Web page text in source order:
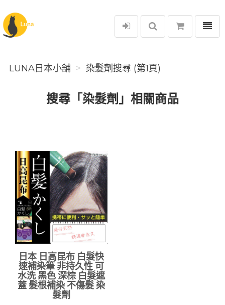
Luna日本小舖
選單
LUNA日本小舖 染髮劑搜尋 (第1頁)
搜尋「染髮劑」相關商品
日本 日高昆布 白髮快
速補染筆 非持久性 可
水洗 黑色 深棕 白髮遮
蓋 髮根補染 不傷髮 染
髮劑